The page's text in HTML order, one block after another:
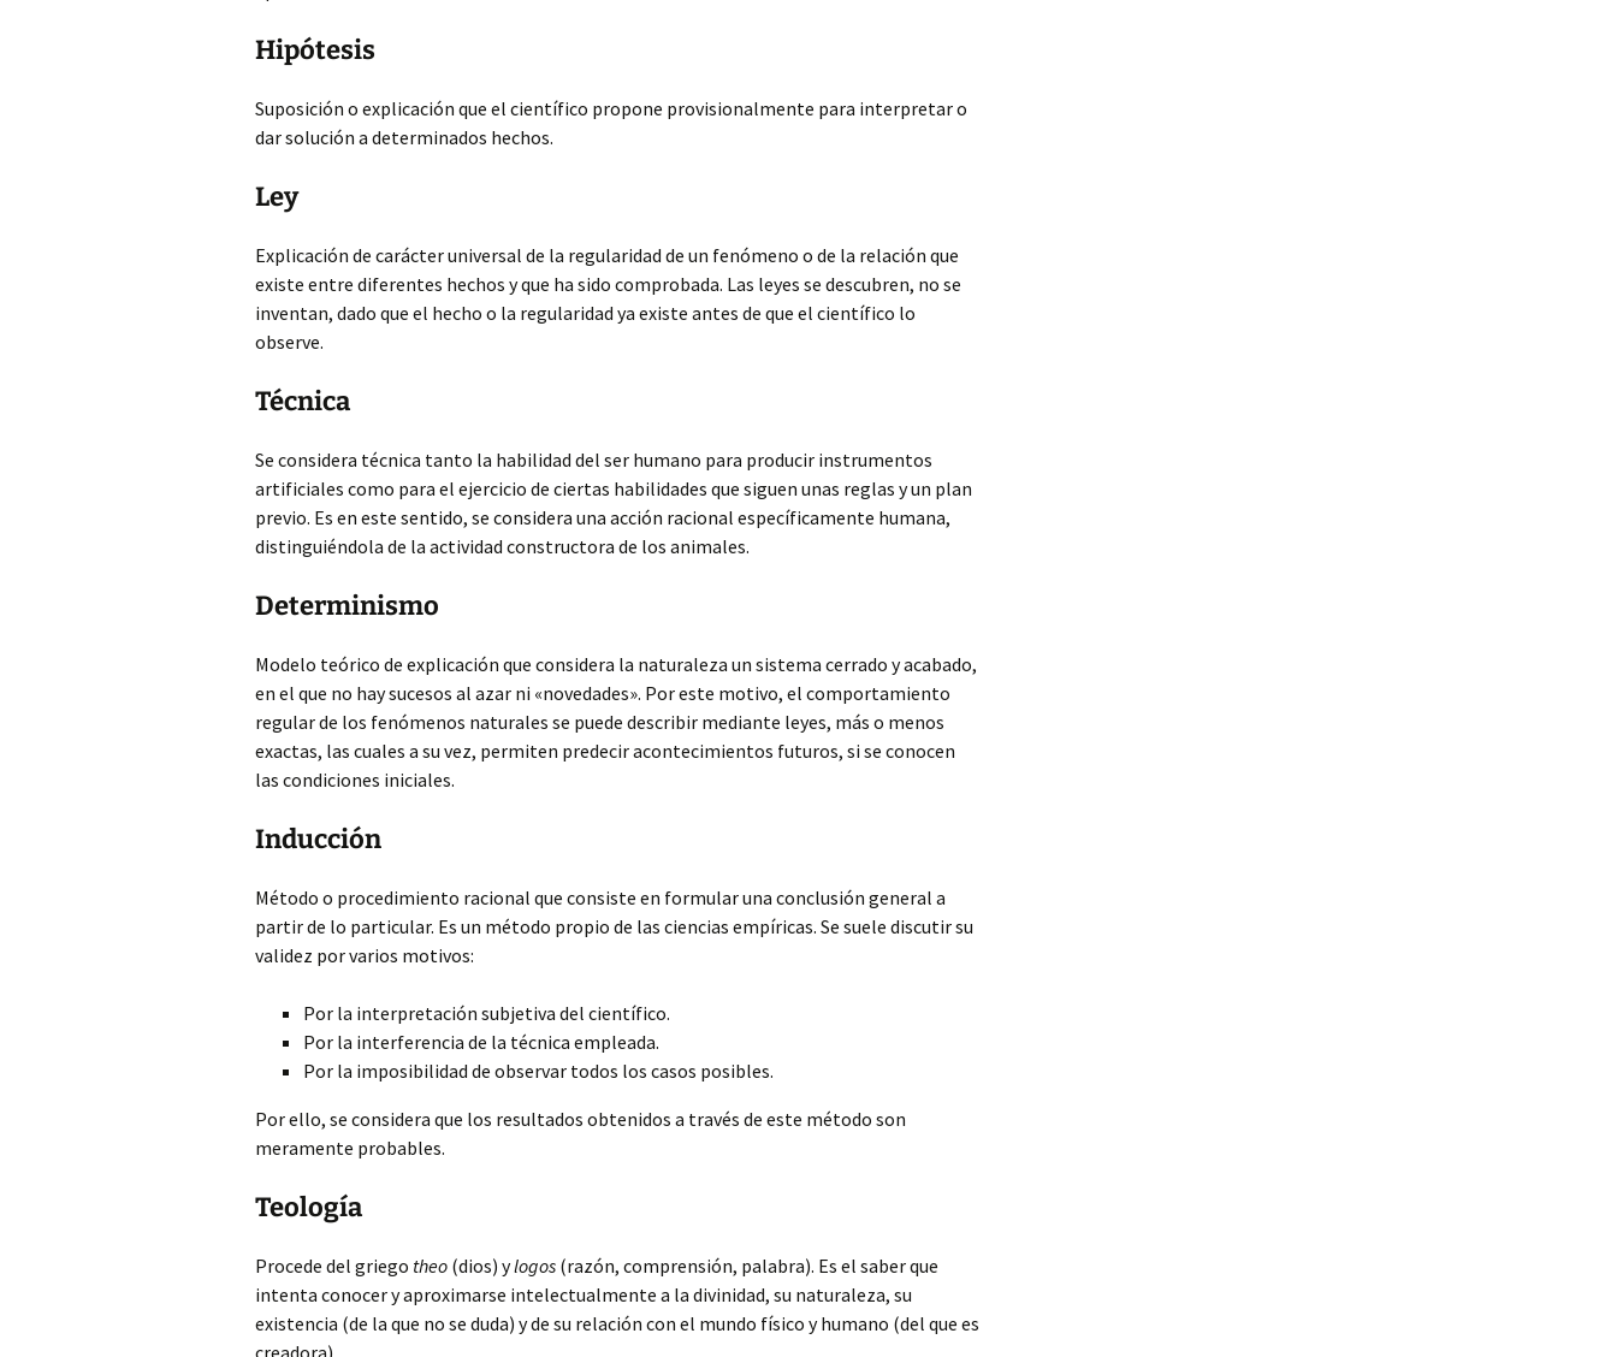
Hipótesis
Suposición o explicación que el científico propone provisionalmente para interpretar o
dar solución a determinados hechos.
Ley
Explicación de carácter universal de la regularidad de un fenómeno o de la relación que
existe entre diferentes hechos y que ha sido comprobada. Las leyes se descubren, no se
inventan, dado que el hecho o la regularidad ya existe antes de que el científico lo
observe.
Técnica
Se considera técnica tanto la habilidad del ser humano para producir instrumentos
artificiales como para el ejercicio de ciertas habilidades que siguen unas reglas y un plan
previo. Es en este sentido, se considera una acción racional específicamente humana,
distinguiéndola de la actividad constructora de los animales.
Determinismo
Modelo teórico de explicación que considera la naturaleza un sistema cerrado y acabado,
en el que no hay sucesos al azar ni «novedades». Por este motivo, el comportamiento
regular de los fenómenos naturales se puede describir mediante leyes, más o menos
exactas, las cuales a su vez, permiten predecir acontecimientos futuros, si se conocen
las condiciones iniciales.
Inducción
Método o procedimiento racional que consiste en formular una conclusión general a
partir de lo particular. Es un método propio de las ciencias empíricas. Se suele discutir su
validez por varios motivos:
Por la interpretación subjetiva del científico.
Por la interferencia de la técnica empleada.
Por la imposibilidad de observar todos los casos posibles.
Por ello, se considera que los resultados obtenidos a través de este método son
meramente probables.
Teología
Procede del griego theo (dios) ylogos (razón, comprensión, palabra). Es el saber que
intenta conocer y aproximarse intelectualmente a la divinidad, su naturaleza, su
existencia (de la que no se duda) y de su relación con el mundo físico y humano (del que es
creadora).